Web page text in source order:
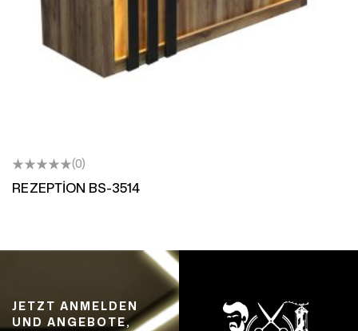
(0)
REZEPTİON BS-3514
JETZT ANMELDEN
UND ANGEBOTE,